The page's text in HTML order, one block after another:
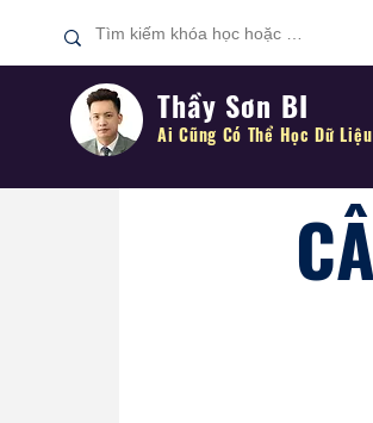
Thầy Sơn BI
Ai Cũng Có Thể Học Dữ Liệu